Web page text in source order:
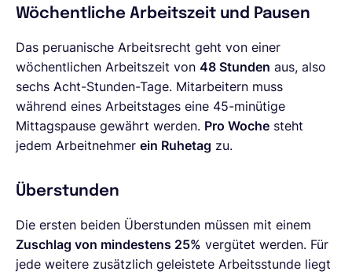
Wöchentliche Arbeitszeit und Pausen
Das peruanische Arbeitsrecht geht von einer
wöchentlichen Arbeitszeit von 48 Stunden aus, also
sechs Acht-Stunden-Tage. Mitarbeitern muss
während eines Arbeitstages eine 45-minütige
Mittagspause gewährt werden. Pro Woche steht
jedem Arbeitnehmer ein Ruhetag zu.
Überstunden
Die ersten beiden Überstunden müssen mit einem
Zuschlag von mindestens 25% vergütet werden. Für
jede weitere zusätzlich geleistete Arbeitsstunde liegt